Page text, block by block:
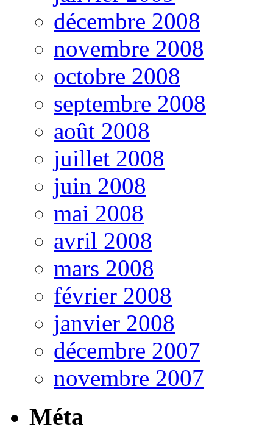
décembre 2008
novembre 2008
octobre 2008
septembre 2008
août 2008
juillet 2008
juin 2008
mai 2008
avril 2008
mars 2008
février 2008
janvier 2008
décembre 2007
novembre 2007
Méta